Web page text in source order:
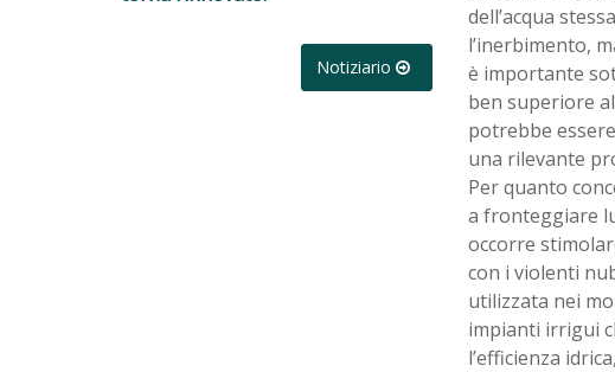
Notiziario
dell’acqua
l’inerbimento,
è importante
ben superiore
potrebbe
una rilevante
Per quanto
a fronteggiare
occorre
con i violenti
utilizzata nei
impianti irrigui
l’efficienza